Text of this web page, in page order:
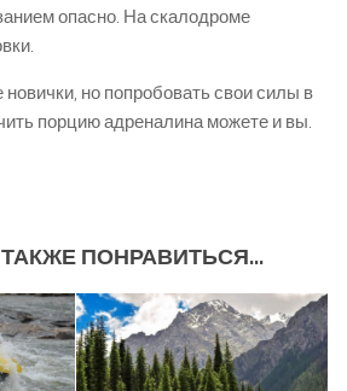
опасно. На скалодроме
но попробовать свои силы в
порцию адреналина можете и вы.
ПОНРАВИТЬСЯ...